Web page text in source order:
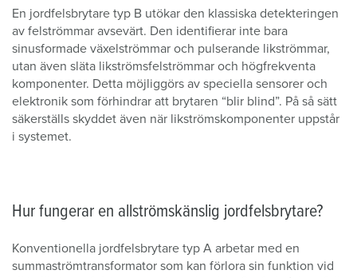
En jordfelsbrytare typ B utökar den klassiska detekteringen
av felströmmar avsevärt. Den identifierar inte bara
sinusformade växelströmmar och pulserande likströmmar,
utan även släta likströmsfelströmmar och högfrekventa
komponenter. Detta möjliggörs av speciella sensorer och
elektronik som förhindrar att brytaren “blir blind”. På så sätt
säkerställs skyddet även när likströmskomponenter uppstår
i systemet.
Hur fungerar en allströmskänslig jordfelsbrytare?
Konventionella jordfelsbrytare typ A arbetar med en
summaströmtransformator som kan förlora sin funktion vid